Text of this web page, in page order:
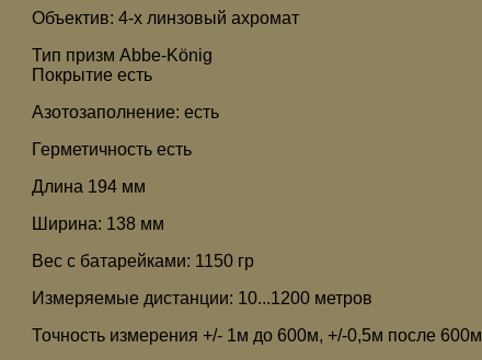
Объектив: 4-x линзовый ахромат
Тип призм Abbe-König
Покрытие есть
Азотозаполнение: есть
Герметичность есть
Длина 194 мм
Ширина: 138 мм
Вес с батарейками: 1150 гр
Измеряемые дистанции: 10...1200 метров
Точность измерения +/- 1м до 600м, +/-0,5м после 600м